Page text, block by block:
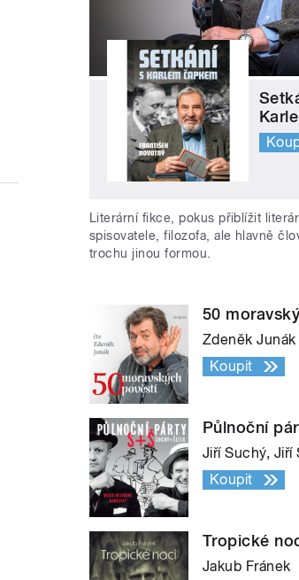
Literární fikce, pokus přiblížit
spisovatele, filozofa, ale hlavně
trochu jinou formou.
50
Zdeněk Junák
Koupit
Půlnoční
Jiří Suchý, Jiří
Koupit
Tropické
Jakub Fránek